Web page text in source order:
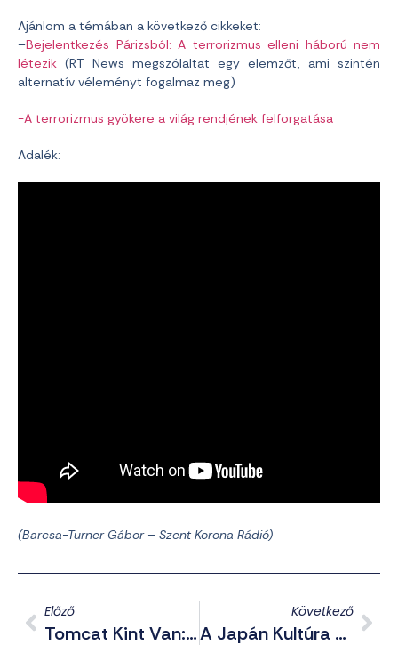
Ajánlom a témában a következő cikkeket:
–Bejelentkezés Párizsból: A terrorizmus elleni háború nem
létezik(RT News megszólaltat egy elemzőt, ami szintén
alternatív véleményt fogalmaz meg)
-A terrorizmus gyökere a világ rendjének felforgatása
Adalék:
(Barcsa-Turner Gábor – Szent Korona Rádió)
Előző
Tomcat Kint Van: Az Igazság A Tolvajkergetőkről
Következő
A Japán Kultúra Napján Hárman Vették Át A Sólyom Rendet – Interjú A Kitüntett Kamikazéval